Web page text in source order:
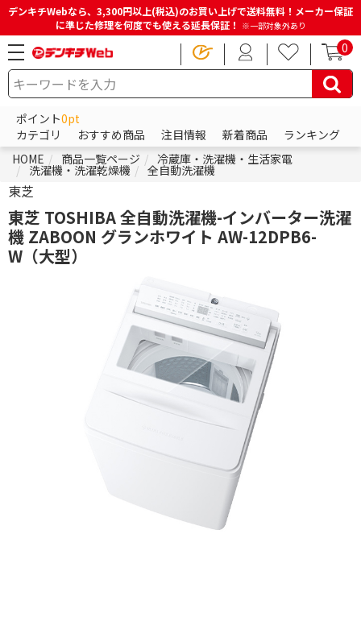
デンキチWebなら、3,300円以上(税込)のお買い上げで送料無料！メーカー保証
に準じた修理を何度でも使える延長保証！ ※一部対象外あり
0
ポイント0pt
カテゴリ
おすすめ商品 注目情報 新着商品
ランキング
HOME
商品一覧ページ 冷蔵庫・洗濯機・生活家電
洗濯機・洗濯乾燥機 全自動洗濯機
東芝
東芝 TOSHIBA 全自動洗濯機-インバーター洗濯
機 ZABOON グランホワイト AW-12DPB6-
W（大型）